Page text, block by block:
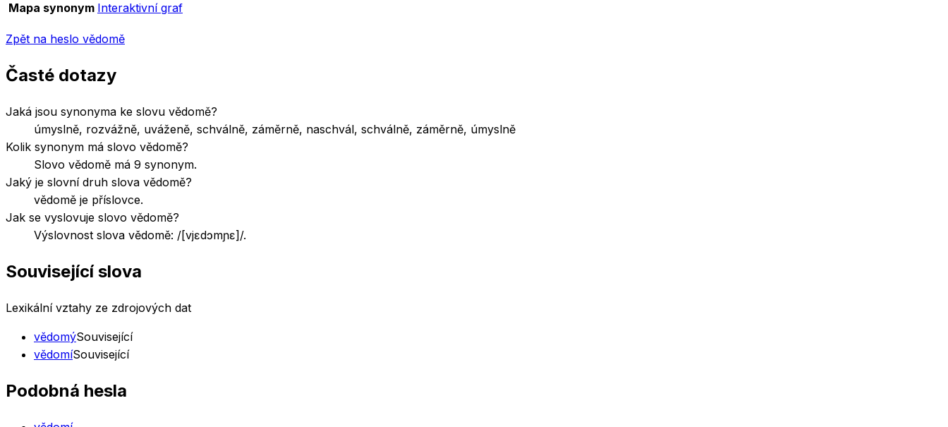
Mapa synonym Interaktivní graf
Zpět na heslo vědomě
Časté dotazy
Jaká jsou synonyma ke slovu vědomě?
úmyslně, rozvážně, uváženě, schválně, záměrně, naschvál, schválně, záměrně, úmyslně
Kolik synonym má slovo vědomě?
Slovo vědomě má 9 synonym.
Jaký je slovní druh slova vědomě?
vědomě je příslovce.
Jak se vyslovuje slovo vědomě?
Výslovnost slova vědomě: /[vjɛdɔmɲɛ]/.
Související slova
Lexikální vztahy ze zdrojových dat
vědomýSouvisející
vědomíSouvisející
Podobná hesla